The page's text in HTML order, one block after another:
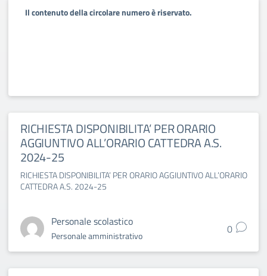
Il contenuto della circolare numero è riservato.
RICHIESTA DISPONIBILITA’ PER ORARIO
AGGIUNTIVO ALL’ORARIO CATTEDRA A.S.
2024-25
RICHIESTA DISPONIBILITA’ PER ORARIO AGGIUNTIVO ALL’ORARIO
CATTEDRA A.S. 2024-25
Personale scolastico
Personale amministrativo 0